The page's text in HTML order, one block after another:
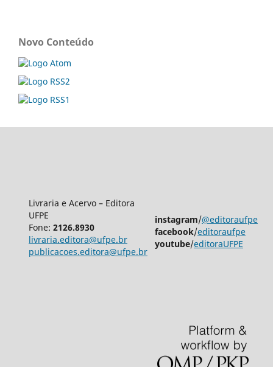
Novo Conteúdo
Livraria e Acervo – Editora
UFPE
Fone: 2126.8930
livraria.editora@ufpe.br
publicacoes.editora@ufpe.br
instagram/@editoraufpe
facebook/editoraufpe
youtube/editoraUFPE